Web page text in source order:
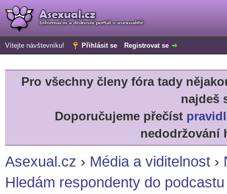
Vítejte návštevníku! Přihlásit se Registrovat se
Pro všechny členy fóra tady
najdeš
Doporučujeme přečíst
nedodržování
Asexual.cz › Média a viditelnost ›
Hledám respondenty do